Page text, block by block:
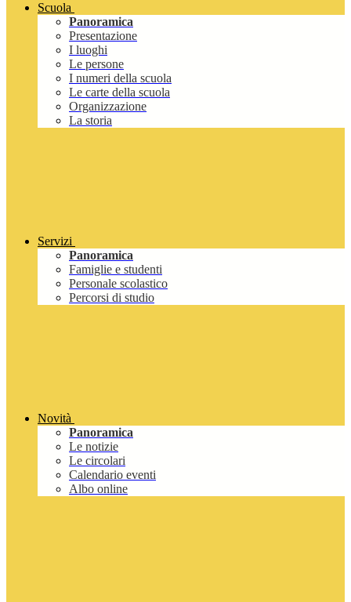
Scuola
Panoramica
Presentazione
I luoghi
Le persone
I numeri della scuola
Le carte della scuola
Organizzazione
La storia
Servizi
Panoramica
Famiglie e studenti
Personale scolastico
Percorsi di studio
Novità
Panoramica
Le notizie
Le circolari
Calendario eventi
Albo online